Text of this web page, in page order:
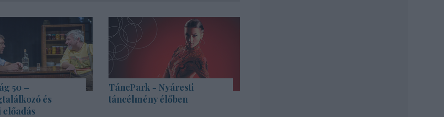
50 –
és
TáncPark - Nyáresti
táncélmény élőben